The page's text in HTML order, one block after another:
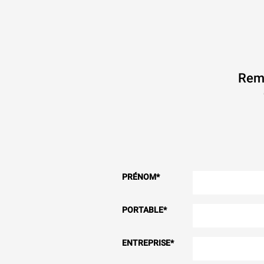
PRÉNOM*
PORTABLE*
ENTREPRISE*